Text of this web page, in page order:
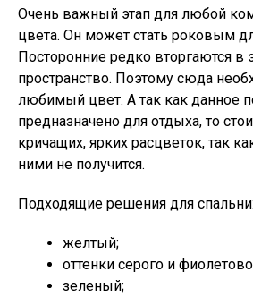
Очень важный этап для любой
цвета. Он может стать роковым
Посторонние редко вторгаются в
пространство. Поэтому сюда
любимый цвет. А так как данное
предназначено для отдыха, то
кричащих, ярких расцветок, так
ними не получится.
Подходящие решения для спальни:
желтый;
оттенки серого и
зеленый;